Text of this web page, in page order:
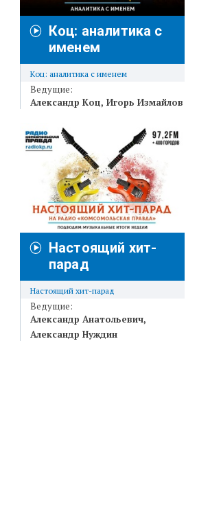
Коц: аналитика с
именем
Коц: аналитика с именем
Ведущие:
Александр Коц Игорь Измайлов
Настоящий хит-
парад
Настоящий хит-парад
Ведущие:
Александр Анатольевич
Александр Нуждин